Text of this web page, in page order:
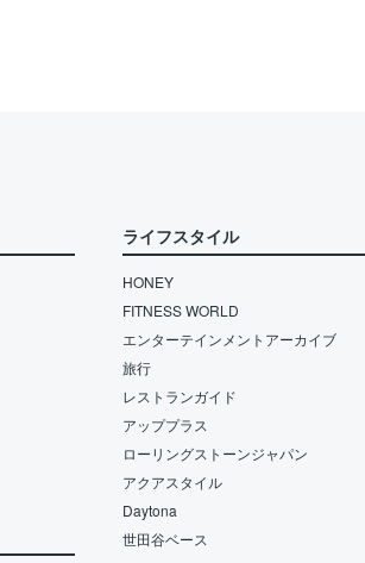
ライフスタイル
HONEY
FITNESS WORLD
エンターテインメントアーカイブ
旅行
レストランガイド
アッププラス
ローリングストーンジャパン
アクアスタイル
Daytona
世田谷ベース